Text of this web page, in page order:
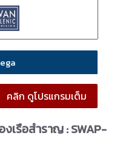
คลิก ดูโปรแกรมเต็ม
เรือสำราญ : SWAP-